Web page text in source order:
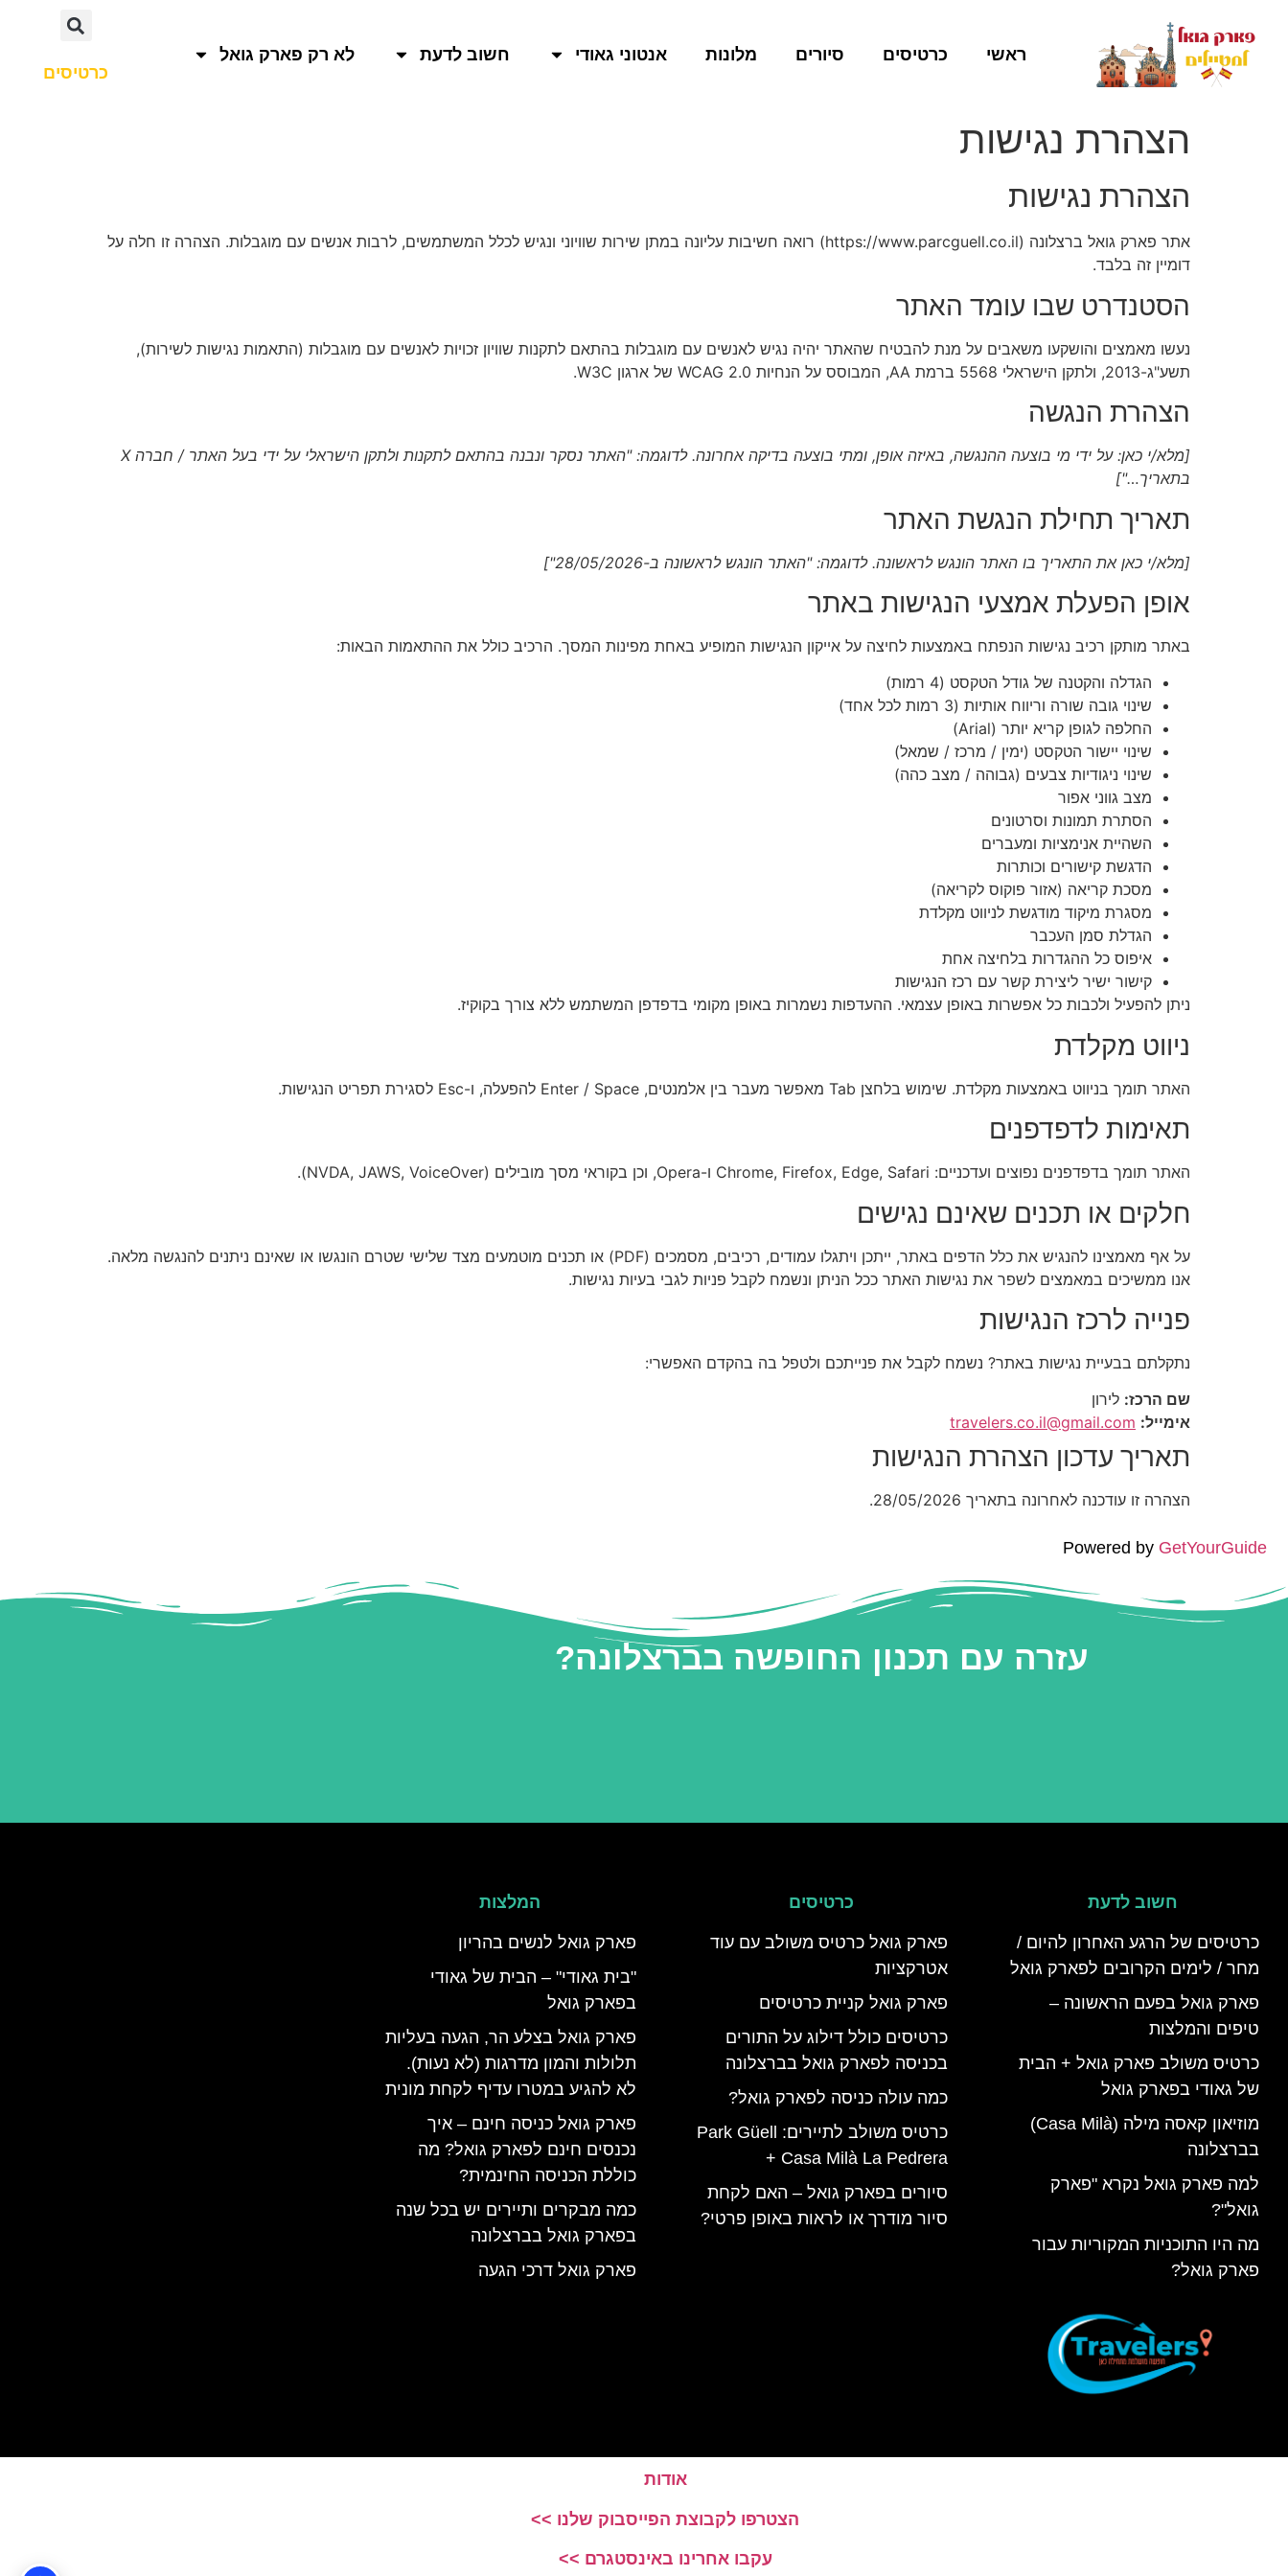
ראשי כרטיסים סיורים מלונות אנטוני גאודי חשוב לדעת
לא רק פארק גואל
כרטיסים
הצהרת נגישות
הצהרת נגישות
אתר פארק גואל ברצלונה (https://www.parcguell.co.il) רואה חשיבות עליונה במתן שירות שוויוני ונגיש לכלל המשתמשים, לרבות אנשים עם מוגבלות. הצהרה זו חלה על
דומיין זה בלבד.
הסטנדרט שבו עומד האתר
נעשו מאמצים והושקעו משאבים על מנת להבטיח שהאתר יהיה נגיש לאנשים עם מוגבלות בהתאם לתקנות שוויון זכויות לאנשים עם מוגבלות (התאמות נגישות לשירות),
תשע"ג-2013, ולתקן הישראלי 5568 ברמת AA, המבוסס על הנחיות WCAG 2.0 של ארגון W3C.
הצהרת הנגשה
[מלא/י כאן: על ידי מי בוצעה ההנגשה, באיזה אופן, ומתי בוצעה בדיקה אחרונה. לדוגמה: "האתר נסקר ונבנה בהתאם לתקנות ולתקן הישראלי על ידי בעל האתר / חברה X
בתאריך…"]
תאריך תחילת הנגשת האתר
[מלא/י כאן את התאריך בו האתר הונגש לראשונה. לדוגמה: "האתר הונגש לראשונה ב-28/05/2026"]
אופן הפעלת אמצעי הנגישות באתר
באתר מותקן רכיב נגישות הנפתח באמצעות לחיצה על אייקון הנגישות המופיע באחת מפינות המסך. הרכיב כולל את ההתאמות הבאות:
הגדלה והקטנה של גודל הטקסט (4 רמות)
שינוי גובה שורה וריווח אותיות (3 רמות לכל אחד)
החלפה לגופן קריא יותר (Arial)
שינוי יישור הטקסט (ימין / מרכז / שמאל)
שינוי ניגודיות צבעים (גבוהה / מצב כהה)
מצב גווני אפור
הסתרת תמונות וסרטונים
השהיית אנימציות ומעברים
הדגשת קישורים וכותרות
מסכת קריאה (אזור פוקוס לקריאה)
מסגרת מיקוד מודגשת לניווט מקלדת
הגדלת סמן העכבר
איפוס כל ההגדרות בלחיצה אחת
קישור ישיר ליצירת קשר עם רכז הנגישות
ניתן להפעיל ולכבות כל אפשרות באופן עצמאי. ההעדפות נשמרות באופן מקומי בדפדפן המשתמש ללא צורך בקוקיז.
ניווט מקלדת
האתר תומך בניווט באמצעות מקלדת. שימוש בלחצן Tab מאפשר מעבר בין אלמנטים, Enter / Space להפעלה, ו-Esc לסגירת תפריט הנגישות.
תאימות לדפדפנים
האתר תומך בדפדפנים נפוצים ועדכניים: Chrome, Firefox, Edge, Safari ו-Opera, וכן בקוראי מסך מובילים (NVDA, JAWS, VoiceOver).
חלקים או תכנים שאינם נגישים
על אף מאמצינו להנגיש את כלל הדפים באתר, ייתכן ויתגלו עמודים, רכיבים, מסמכים (PDF) או תכנים מוטמעים מצד שלישי שטרם הונגשו או שאינם ניתנים להנגשה מלאה.
אנו ממשיכים במאמצים לשפר את נגישות האתר ככל הניתן ונשמח לקבל פניות לגבי בעיות נגישות.
פנייה לרכז הנגישות
נתקלתם בבעיית נגישות באתר? נשמח לקבל את פנייתכם ולטפל בה בהקדם האפשרי:
שם הרכז: לירון
אימייל: travelers.co.il@gmail.com
תאריך עדכון הצהרת הנגישות
הצהרה זו עודכנה לאחרונה בתאריך 28/05/2026.
Powered by GetYourGuide
עזרה עם תכנון החופשה בברצלונה?
חשוב לדעת
כרטיסים של הרגע האחרון להיום /
מחר / לימים הקרובים לפארק גואל
פארק גואל בפעם הראשונה –
טיפים והמלצות
כרטיס משולב פארק גואל + הבית
של גאודי בפארק גואל
מוזיאון קאסה מילה (Casa Milà)
בברצלונה
למה פארק גואל נקרא "פארק
גואל"?
מה היו התוכניות המקוריות עבור
פארק גואל?
כרטיסים
פארק גואל כרטיס משולב עם עוד
אטרקציות
פארק גואל קניית כרטיסים
כרטיסים כולל דילוג על התורים
בכניסה לפארק גואל בברצלונה
כמה עולה כניסה לפארק גואל?
כרטיס משולב לתיירים: Park Güell
+ Casa Milà La Pedrera
סיורים בפארק גואל – האם לקחת
סיור מודרך או לראות באופן פרטי?
המלצות
פארק גואל לנשים בהריון
"בית גאודי" – הבית של גאודי
בפארק גואל
פארק גואל בצלע הר, הגעה בעליות
תלולות והמון מדרגות (לא נעות).
לא להגיע במטרו עדיף לקחת מונית
פארק גואל כניסה חינם – איך
נכנסים חינם לפארק גואל? מה
כוללת הכניסה החינמית?
כמה מבקרים ותיירים יש בכל שנה
בפארק גואל בברצלונה
פארק גואל דרכי הגעה
אודות
הצטרפו לקבוצת הפייסבוק שלנו >>
עקבו אחרינו באינסטגרם >>